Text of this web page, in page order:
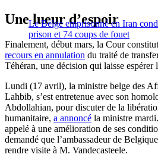
Le Belge emprisonné en Iran
prison et 74 coups de fouet
Une lueur d’espoir
Finalement, début mars, la Cour
recours en annulation du traité de
Téhéran, une décision qui laisse
Lundi (17 avril), la ministre belge des
Lahbib, s’est entretenue avec son
Abdollahian, pour discuter de la
humanitaire, a annoncé la ministre
appelé à une amélioration de ses
demandé que l’ambassadeur de
rendre visite à M. Vandecasteele.